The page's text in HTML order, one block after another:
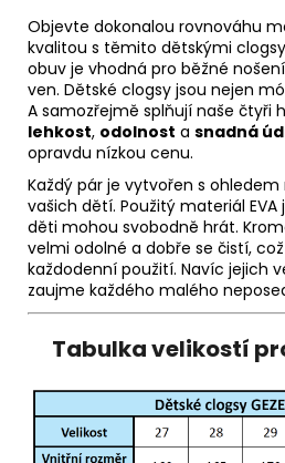
Objevte dokonalou rovnováhu
kvalitou s těmito dětskými
obuv je vhodná pro běžné
ven. Dětské clogsy jsou nejen
A samozřejmě splňují naše čtyři
lehkost, odolnost a snadná
opravdu nízkou cenu.
Každý pár je vytvořen s
vašich dětí. Použitý materiál EVA
děti mohou svobodně hrát.
velmi odolné a dobře se čistí,
každodenní použití. Navíc jejich
zaujme každého malého
Tabulka velikostí